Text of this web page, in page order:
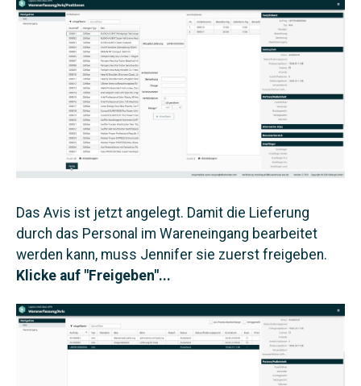
Das Avis ist jetzt angelegt. Damit die Lieferung
durch das Personal im Wareneingang bearbeitet
werden kann, muss Jennifer sie zuerst freigeben.
Klicke auf "Freigeben"...